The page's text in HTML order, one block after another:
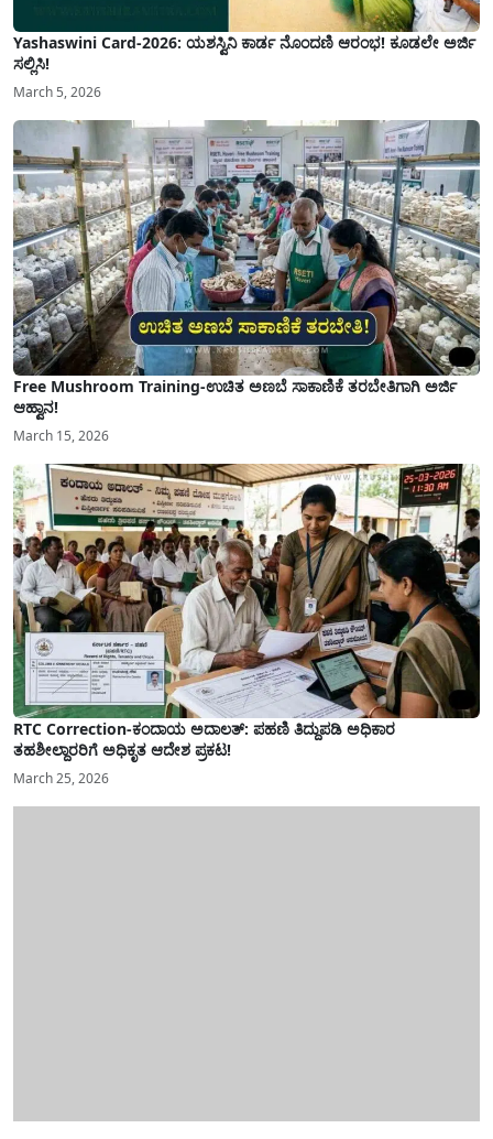
Yashaswini Card-2026: ಯಶಸ್ವಿನಿ ಕಾರ್ಡ ನೊಂದಣಿ ಆರಂಭ! ಕೂಡಲೇ ಅರ್ಜಿ
ಸಲ್ಲಿಸಿ!
March 5, 2026
Free Mushroom Training-ಉಚಿತ ಅಣಬೆ ಸಾಕಾಣಿಕೆ ತರಬೇತಿಗಾಗಿ ಅರ್ಜಿ
ಆಹ್ವಾನ!
March 15, 2026
RTC Correction-ಕಂದಾಯ ಅದಾಲತ್: ಪಹಣಿ ತಿದ್ದುಪಡಿ ಅಧಿಕಾರ
ತಹಶೀಲ್ದಾರರಿಗೆ ಅಧಿಕೃತ ಆದೇಶ ಪ್ರಕಟ!
March 25, 2026